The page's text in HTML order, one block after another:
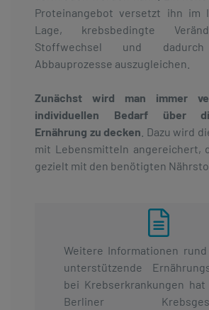
Proteinangebot versetzt ihn im
Lage, krebsbedingte
Stoffwechsel und dadurch
Abbauprozesse auszugleichen.
Zunächst wird man immer
individuellen Bedarf über
Ernährung zu decken . Dazu wird
mit Lebensmitteln angereichert,
gezielt mit den benötigten
Weitere Informationen
unterstützende
bei Krebserkrankungen
Berliner